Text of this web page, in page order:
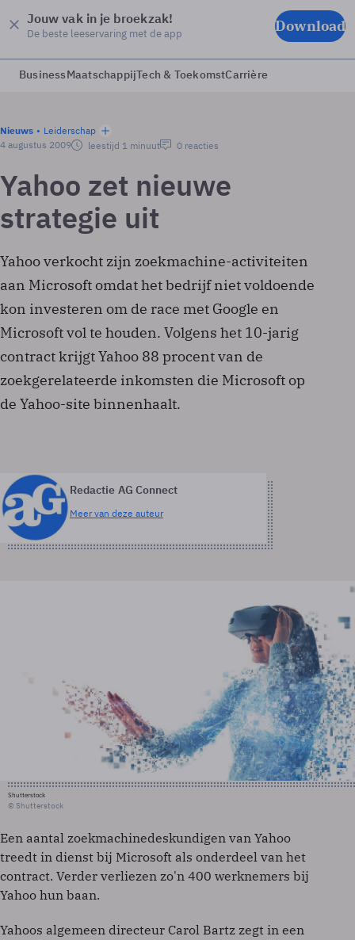
Jouw vak in je broekzak!
De beste leeservaring met de app Download
BusinessMaatschappijTech & ToekomstCarrière
Nieuws
Leiderschap
4 augustus 2009
leestijd 1 minuut 0 reacties
Yahoo zet nieuwe
strategie uit
Yahoo verkocht zijn zoekmachine-activiteiten
aan Microsoft omdat het bedrijf niet voldoende
kon investeren om de race met Google en
Microsoft vol te houden. Volgens het 10-jarig
contract krijgt Yahoo 88 procent van de
zoekgerelateerde inkomsten die Microsoft op
de Yahoo-site binnenhaalt.
Redactie AG Connect
Meer van deze auteur
Shutterstock
© Shutterstock
Een aantal zoekmachinedeskundigen van Yahoo
treedt in dienst bij Microsoft als onderdeel van het
contract. Verder verliezen zo'n 400 werknemers bij
Yahoo hun baan.
Yahoos algemeen directeur Carol Bartz zegt in een